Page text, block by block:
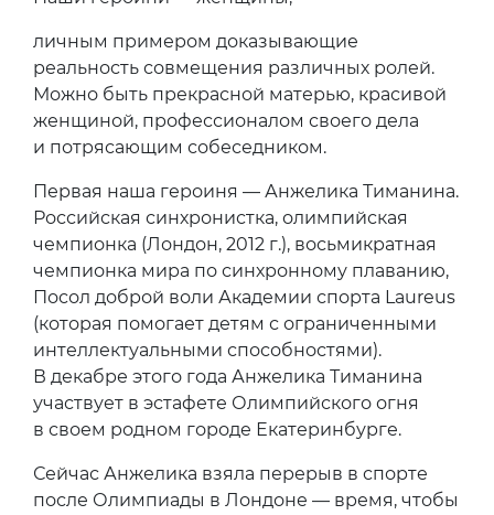
личным примером доказывающие
реальность совмещения различных ролей.
Можно быть прекрасной матерью, красивой
женщиной, профессионалом своего дела
и потрясающим собеседником.
Первая наша героиня — Анжелика Тиманина.
Российская синхронистка, олимпийская
чемпионка (Лондон, 2012 г.), восьмикратная
чемпионка мира по синхронному плаванию,
Посол доброй воли Академии спорта Laureus
(которая помогает детям с ограниченными
интеллектуальными способностями).
В декабре этого года Анжелика Тиманина
участвует в эстафете Олимпийского огня
в своем родном городе Екатеринбурге.
Сейчас Анжелика взяла перерыв в спорте
после Олимпиады в Лондоне — время, чтобы